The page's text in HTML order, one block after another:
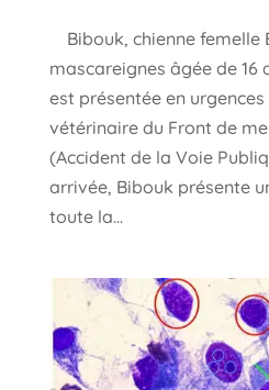
Bibouk, chienne femelle
mascareignes âgée de 16
est présentée en
vétérinaire du Front de
(Accident de la Voie
arrivée, Bibouk présente
toute la...